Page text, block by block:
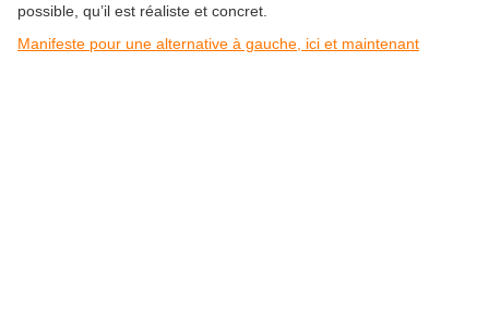
possible, qu’il est réaliste et concret.
Manifeste pour une alternative à gauche, ici et maintenant